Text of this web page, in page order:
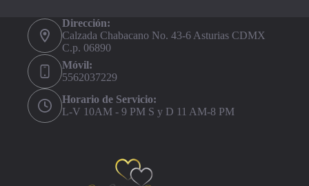
Dirección:
Calzada Chabacano No. 43-6 Asturias CDMX
C.p. 06890
Móvil:
5562037229
Horario de Servicio:
L-V 10AM - 9 PM S y D 11 AM-8 PM